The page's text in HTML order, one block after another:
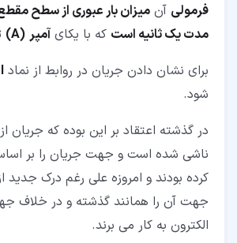
فرمولی آن میزان بار عبوری از سطح
مدت یک ثانیه است که با یکای آمپر (A)
برای نشان دادن جریان در روابط از نماد I
شود.
در گذشته اعتقاد بر این بوده که جریان
ناشی شده است و جهت جریان را بر
کرده بودند و امروزه علی رغم درک جدید
جهت آن را همانند گذشته و در خلاف
الکترون به کار می برند.